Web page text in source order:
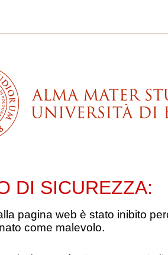
DI SICUREZZA:
pagina web è stato inibito
come malevolo.